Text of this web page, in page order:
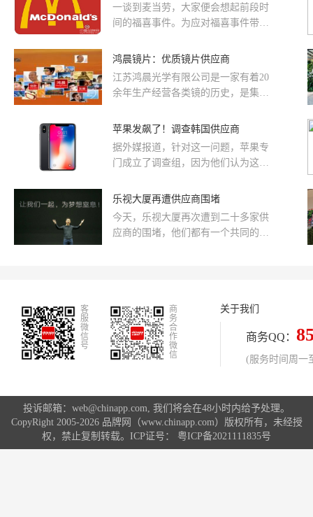
中，共商供应链生态协同大计，共谋
商用车绿色新未来。
一谈到麦当劳，大家便会想起前段时
间的福喜事件。为应对福喜事件带来
麦当劳重新选择其供应商。经过挑...
鸿晨镜片：优质镜片供应商
江苏鸿晨光学有限公司是一家有着20
余年生产经营各类镜的历史，是集开
生产企业，产品遍及三十多个省市地
国家。
苹果发飙了！调查韩国供应商
据外媒报道，针对这一问题，苹果专
门成立了调查组，因为他们认为这些
要对供应链进行排查，提供RFPCB的
而宣布停产，据称目前股价也因此下
跌了30%左右。
乐视大厦再遭供应商围堵
今天，乐视大厦再次遭到二十多家供
应商的围堵，他们都有一个共同的目
客
服
微
信
号
商
务
合
作
微
信
关于我们
商务QQ：
(服务时间周一
投诉邮箱：web@chinapp.com, 我们将会在48小时内给予处理。
CopyRight 2005-2026 品牌网（www.chinapp.com）版权所有，未经授
权，禁止复制转载。ICP证号： 粤ICP备2021111835号